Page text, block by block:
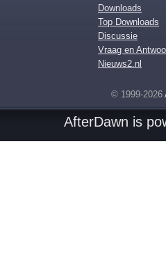
Downloads
Top Downloads
Discussie
Vraag en
Nieuws2.nl
© 1999-2026
AfterDawn is